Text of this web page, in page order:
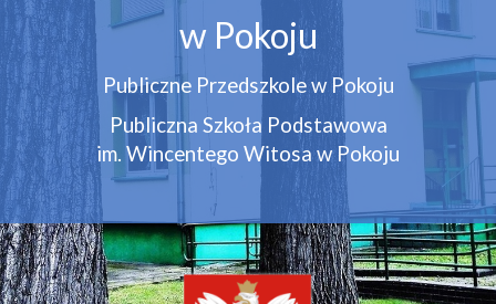
w Pokoju
Publiczne Przedszkole w Pokoju
Publiczna Szkoła Podstawowa
im. Wincentego Witosa w Pokoju